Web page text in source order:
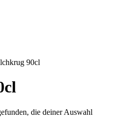
90cl
die deiner Auswahl